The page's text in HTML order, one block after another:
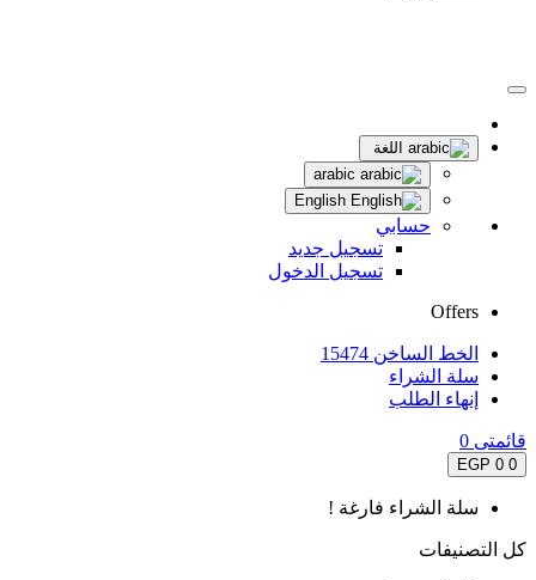
اللغة
حسابي
تسجيل جديد
تسجيل الدخول
Offers
الخط الساخن 15474
سلة الشراء
إنهاء الطلب
قائمتى 0
0
0 EGP
سلة الشراء فارغة !
كل التصنيفات